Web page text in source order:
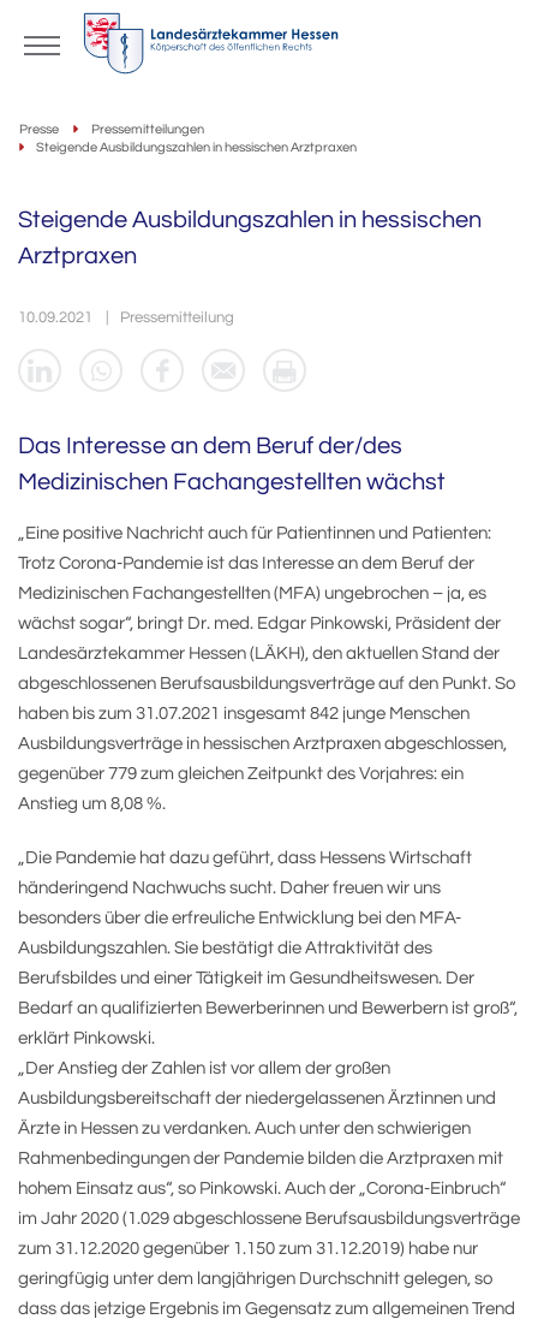
Presse
Pressemitteilungen
Steigende Ausbildungszahlen in hessischen Arztpraxen
Steigende Ausbildungszahlen in hessischen
Arztpraxen
10.09.2021 Pressemitteilung
Das Interesse an dem Beruf der/des
Medizinischen Fachangestellten wächst
„Eine positive Nachricht auch für Patientinnen und Patienten:
Trotz Corona-Pandemie ist das Interesse an dem Beruf der
Medizinischen Fachangestellten (MFA) ungebrochen – ja, es
wächst sogar“, bringt Dr. med. Edgar Pinkowski, Präsident der
Landesärztekammer Hessen (LÄKH), den aktuellen Stand der
abgeschlossenen Berufsausbildungsverträge auf den Punkt. So
haben bis zum 31.07.2021 insgesamt 842 junge Menschen
Ausbildungsverträge in hessischen Arztpraxen abgeschlossen,
gegenüber 779 zum gleichen Zeitpunkt des Vorjahres: ein
Anstieg um 8,08 %.
„Die Pandemie hat dazu geführt, dass Hessens Wirtschaft
händeringend Nachwuchs sucht. Daher freuen wir uns
besonders über die erfreuliche Entwicklung bei den MFA-
Ausbildungszahlen. Sie bestätigt die Attraktivität des
Berufsbildes und einer Tätigkeit im Gesundheitswesen. Der
Bedarf an qualifizierten Bewerberinnen und Bewerbern ist groß“,
erklärt Pinkowski.
„Der Anstieg der Zahlen ist vor allem der großen
Ausbildungsbereitschaft der niedergelassenen Ärztinnen und
Ärzte in Hessen zu verdanken. Auch unter den schwierigen
Rahmenbedingungen der Pandemie bilden die Arztpraxen mit
hohem Einsatz aus“, so Pinkowski. Auch der „Corona-Einbruch“
im Jahr 2020 (1.029 abgeschlossene Berufsausbildungsverträge
zum 31.12.2020 gegenüber 1.150 zum 31.12.2019) habe nur
geringfügig unter dem langjährigen Durchschnitt gelegen, so
dass das jetzige Ergebnis im Gegensatz zum allgemeinen Trend